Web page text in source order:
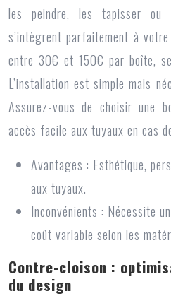
les peindre, les tapisser ou
s’intègrent parfaitement à
entre 30€ et 150€ par boîte,
L’installation est simple mais
Assurez-vous de choisir une
accès facile aux tuyaux en cas
Avantages : Esthétique,
aux tuyaux.
Inconvénients : Nécessite
coût variable selon les
Contre-cloison :
du design